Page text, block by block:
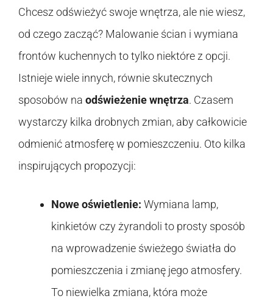
Chcesz odświeżyć swoje wnętrza, ale nie wiesz,
od czego zacząć? Malowanie ścian i wymiana
frontów kuchennych to tylko niektóre z opcji.
Istnieje wiele innych, równie skutecznych
sposobów na odświeżenie wnętrza. Czasem
wystarczy kilka drobnych zmian, aby całkowicie
odmienić atmosferę w pomieszczeniu. Oto kilka
inspirujących propozycji:
Nowe oświetlenie: Wymiana lamp,
kinkietów czy żyrandoli to prosty sposób
na wprowadzenie świeżego światła do
pomieszczenia i zmianę jego atmosfery.
To niewielka zmiana, która może